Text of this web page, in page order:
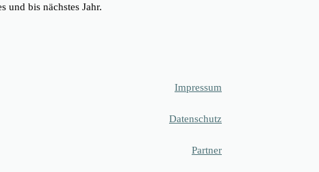
bis nächstes Jahr.
Impressum
Datenschutz
Partner